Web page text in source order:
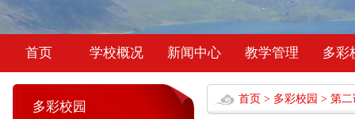
首页 学校概况 新闻中心 教学管理 多彩
多彩校园
首页 > 多彩校园 > 第二